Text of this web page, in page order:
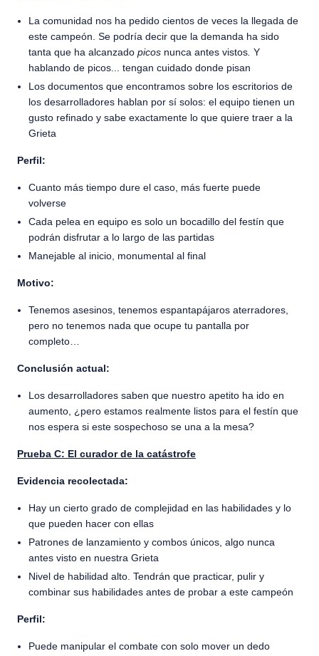
La comunidad nos ha pedido cientos de veces la llegada de
este campeón. Se podría decir que la demanda ha sido
tanta que ha alcanzado picos nunca antes vistos Y
hablando de picos... tengan cuidado donde pisan
Los documentos que encontramos sobre los escritorios de
los desarrolladores hablan por sí solos: el equipo tienen un
gusto refinado y sabe exactamente lo que quiere traer a la
Grieta
Perfil:
Cuanto más tiempo dure el caso, más fuerte puede
volverse
Cada pelea en equipo es solo un bocadillo del festín que
podrán disfrutar a lo largo de las partidas
Manejable al inicio, monumental al final
Motivo:
Tenemos asesinos, tenemos espantapájaros aterradores,
pero no tenemos nada que ocupe tu pantalla por
completo…
Conclusión actual:
Los desarrolladores saben que nuestro apetito ha ido en
aumento, ¿pero estamos realmente listos para el festín que
nos espera si este sospechoso se una a la mesa?
Prueba C: El curador de la catástrofe
Evidencia recolectada:
Hay un cierto grado de complejidad en las habilidades y lo
que pueden hacer con ellas
Patrones de lanzamiento y combos únicos, algo nunca
antes visto en nuestra Grieta
Nivel de habilidad alto. Tendrán que practicar, pulir y
combinar sus habilidades antes de probar a este campeón
Perfil:
Puede manipular el combate con solo mover un dedo